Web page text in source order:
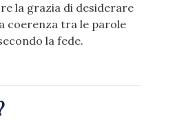
la grazia di desiderare
coerenza tra le parole
la fede.